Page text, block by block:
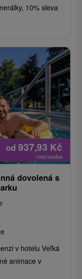
10% sleva
od 937,93 Kč
/noc/osoba
dovolená s
v hotelu Veľká
animace v